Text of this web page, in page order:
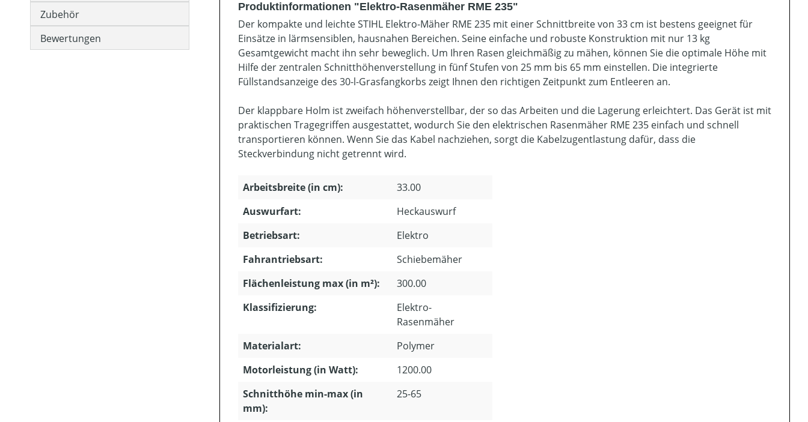
Zubehör
Bewertungen
Produktinformationen "Elektro-Rasenmäher RME 235"
Der kompakte und leichte STIHL Elektro-Mäher RME 235 mit einer Schnittbreite von 33 cm ist bestens geeignet für
Einsätze in lärmsensiblen, hausnahen Bereichen. Seine einfache und robuste Konstruktion mit nur 13 kg
Gesamtgewicht macht ihn sehr beweglich. Um Ihren Rasen gleichmäßig zu mähen, können Sie die optimale Höhe mit
Hilfe der zentralen Schnitthöhenverstellung in fünf Stufen von 25 mm bis 65 mm einstellen. Die integrierte
Füllstandsanzeige des 30-l-Grasfangkorbs zeigt Ihnen den richtigen Zeitpunkt zum Entleeren an.
Der klappbare Holm ist zweifach höhenverstellbar, der so das Arbeiten und die Lagerung erleichtert. Das Gerät ist mit
praktischen Tragegriffen ausgestattet, wodurch Sie den elektrischen Rasenmäher RME 235 einfach und schnell
transportieren können. Wenn Sie das Kabel nachziehen, sorgt die Kabelzugentlastung dafür, dass die
Steckverbindung nicht getrennt wird.
Arbeitsbreite (in cm):
33.00
Auswurfart:
Heckauswurf
Betriebsart:
Elektro
Fahrantriebsart:
Schiebemäher
Flächenleistung max (in m²):
300.00
Klassifizierung:
Elektro-
Rasenmäher
Materialart:
Polymer
Motorleistung (in Watt):
1200.00
Schnitthöhe min-max (in
mm):
25-65